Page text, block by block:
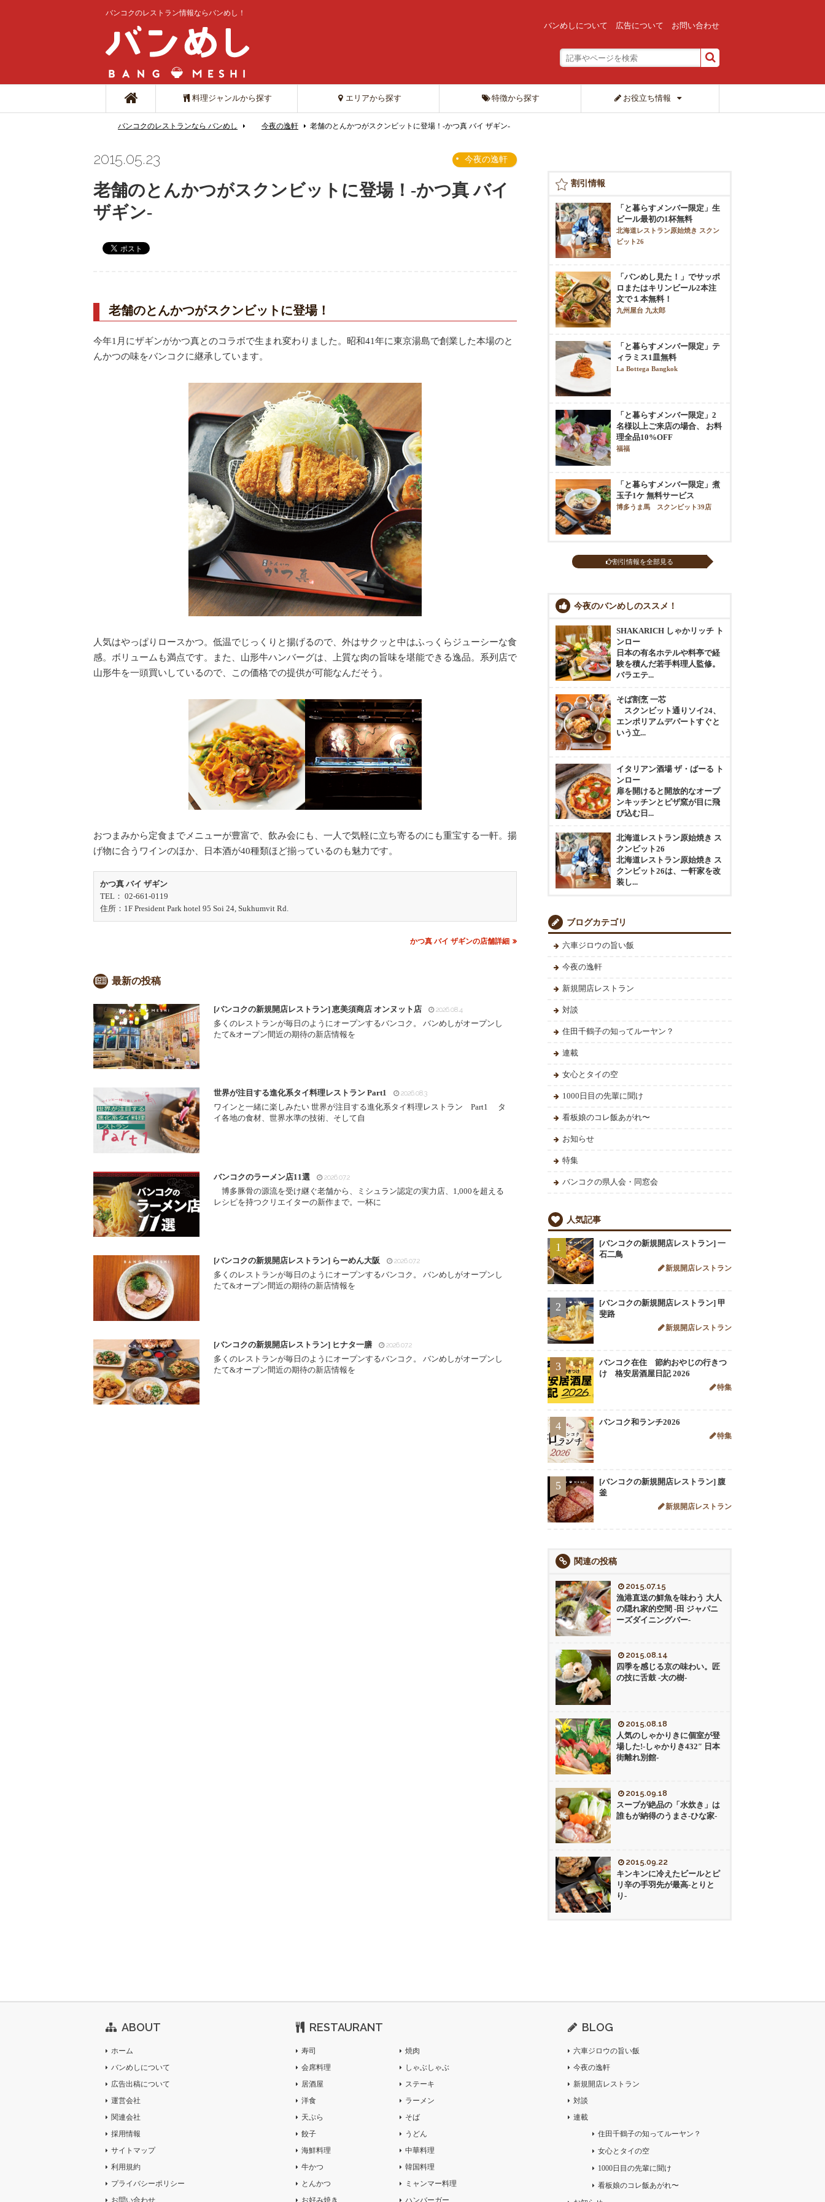
バンコクのレストラン情報ならバンめし！
バンめしについて 広告について お問い合わせ
料理ジャンルから探す エリアから探す 特徴から探す お役立ち情報
バンコクのレストランなら バンめし 今夜の逸軒 老舗のとんかつがスクンビットに登場！-かつ真 バイ ザギン-
2015.05.23 今夜の逸軒
老舗のとんかつがスクンビットに登場！-かつ真 バイ
ザギン-
老舗のとんかつがスクンビットに登場！
今年1月にザギンがかつ真とのコラボで生まれ変わりました。昭和41年に東京湯島で創業した本場のと
んかつの味をバンコクに継承しています。
人気はやっぱりロースかつ。低温でじっくりと揚げるので、外はサクッと中はふっくらジューシーな食
感。ボリュームも満点です。また、山形牛ハンバーグは、上質な肉の旨味を堪能できる逸品。系列店で
山形牛を一頭買いしているので、この価格での提供が可能なんだそう。
おつまみから定食までメニューが豊富で、飲み会にも、一人で気軽に立ち寄るのにも重宝する一軒。揚
げ物に合うワインのほか、日本酒が40種類ほど揃っているのも魅力です。
かつ真 バイ ザギン
TEL： 02-661-0119
住所：1F President Park hotel 95 Soi 24, Sukhumvit Rd.
かつ真 バイ ザギンの店舗詳細
最新の投稿
[バンコクの新規開店レストラン] 恵美須商店 オンヌット店 2026.08.4
多くのレストランが毎日のようにオープンするバンコク。 バンめしがオープンし
たて&オープン間近の期待の新店情報を
世界が注目する進化系タイ料理レストラン Part1 2026.08.3
ワインと一緒に楽しみたい 世界が注目する進化系タイ料理レストラン Part1 タ
イ各地の食材、世界水準の技術、そして自
バンコクのラーメン店11選 2026.07.2
博多豚骨の源流を受け継ぐ老舗から、ミシュラン認定の実力店、1,000を超える
レシピを持つクリエイターの新作まで。一杯に
[バンコクの新規開店レストラン] らーめん大阪 2026.07.2
多くのレストランが毎日のようにオープンするバンコク。 バンめしがオープンし
たて&オープン間近の期待の新店情報を
[バンコクの新規開店レストラン] ヒナタ一膳 2026.07.2
多くのレストランが毎日のようにオープンするバンコク。 バンめしがオープンし
たて&オープン間近の期待の新店情報を
割引情報
「と暮らすメンバー限定」生
ビール最初の1杯無料
北海道レストラン原始焼き スクン
ビット26
「バンめし見た！」でサッポ
ロまたはキリンビール2本注
文で１本無料！
九州屋台 九太郎
「と暮らすメンバー限定」テ
ィラミス1皿無料
La Bottega Bangkok
「と暮らすメンバー限定」2
名様以上ご来店の場合、 お料
理全品10%OFF
福福
「と暮らすメンバー限定」煮
玉子1ケ 無料サービス
博多うま馬 スクンビット39店
割引情報を全部見る
今夜のバンめしのススメ！
SHAKARICH しゃかリッチ ト
ンロー
日本の有名ホテルや料亭で経
験を積んだ若手料理人監修。
バラエテ...
そば割烹 一芯
スクンビット通りソイ24、
エンポリアムデパートすぐと
いう立...
イタリアン酒場 ザ・ばーる ト
ンロー
扉を開けると開放的なオープ
ンキッチンとピザ窯が目に飛
び込む日...
北海道レストラン原始焼き ス
クンビット26
北海道レストラン原始焼き ス
クンビット26は、一軒家を改
装し...
ブログカテゴリ
六車ジロウの旨い飯
今夜の逸軒
新規開店レストラン
対談
住田千鶴子の知ってルーヤン？
連載
女心とタイの空
1000日目の先輩に聞け
看板娘のコレ飯あがれ〜
お知らせ
特集
バンコクの県人会・同窓会
人気記事
1
[バンコクの新規開店レストラン] 一
石二鳥
新規開店レストラン
2
[バンコクの新規開店レストラン] 甲
斐路
新規開店レストラン
3
バンコク在住 節約おやじの行きつ
け 格安居酒屋日記 2026
特集
4 バンコク和ランチ2026
特集
5
[バンコクの新規開店レストラン] 腹
釜
新規開店レストラン
関連の投稿
2015.07.15
漁港直送の鮮魚を味わう 大人
の隠れ家的空間 -田 ジャパニ
ーズダイニングバー-
2015.08.14
四季を感じる京の味わい。匠
の技に舌鼓 -大の樹-
2015.08.18
人気のしゃかりきに個室が登
場した!-しゃかりき432″ 日本
街離れ別館-
2015.09.18
スープが絶品の「水炊き」は
誰もが納得のうまさ-ひな家-
2015.09.22
キンキンに冷えたビールとピ
リ辛の手羽先が最高-とりと
り-
ABOUT
ホーム
バンめしについて
広告出稿について
運営会社
関連会社
採用情報
サイトマップ
利用規約
プライバシーポリシー
お問い合わせ
RESTAURANT
寿司
会席料理
居酒屋
洋食
天ぷら
餃子
海鮮料理
牛かつ
とんかつ
お好み焼き
焼肉
しゃぶしゃぶ
ステーキ
ラーメン
そば
うどん
中華料理
韓国料理
ミャンマー料理
ハンバーガー
BLOG
六車ジロウの旨い飯
今夜の逸軒
新規開店レストラン
対談
連載
住田千鶴子の知ってルーヤン？
女心とタイの空
1000日目の先輩に聞け
看板娘のコレ飯あがれ〜